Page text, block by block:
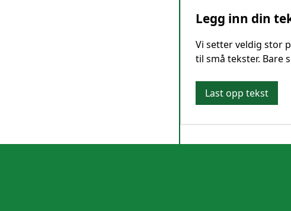
Legg inn din
Vi setter veldig stor
til små tekster. Bare
Last opp tekst